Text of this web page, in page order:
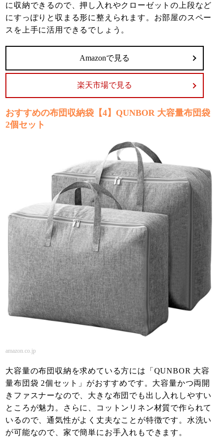
に収納できるので、押し入れやクローゼットの上段など
にすっぽりと収まる形に整えられます。お部屋のスペー
スを上手に活用できるでしょう。
Amazonで見る
楽天市場で見る
おすすめの布団収納袋【4】QUNBOR 大容量布団袋
2個セット
amazon.co.jp
大容量の布団収納を求めている方には「QUNBOR 大容
量布団袋 2個セット」がおすすめです。大容量かつ両開
きファスナーなので、大きな布団でも出し入れしやすい
ところが魅力。さらに、コットンリネン材質で作られて
いるので、通気性がよく丈夫なことが特徴です。水洗い
が可能なので、家で簡単にお手入れもできます。